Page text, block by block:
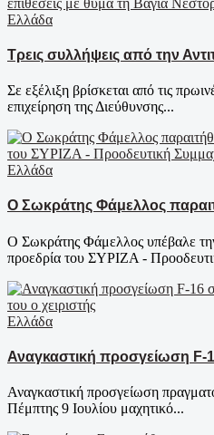
Ελλάδα
Τρεις συλλήψεις από την
Σε εξέλιξη βρίσκεται από τις
επιχείρηση της Διεύθυνσης...
Ελλάδα
Ο Σωκράτης Φάμελλος
Ο Σωκράτης Φάμελλος υπέβαλε
προεδρία του ΣΥΡΙΖΑ -
Ελλάδα
Αναγκαστική προσγείωση F-
Αναγκαστική προσγείωση
Πέμπτης 9 Ιουλίου μαχητικό...